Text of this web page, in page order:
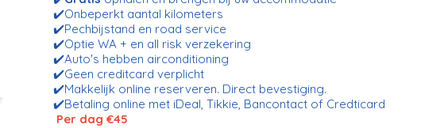
✔️Onbeperkt aantal kilometers
✔️Pechbijstand en road service
✔️Optie WA + en all risk verzekering
✔️Auto's hebben airconditioning
✔️Geen creditcard verplicht
✔️Makkelijk online reserveren. Direct bevestiging.
✔️Betaling online met iDeal, Tikkie, Bancontact of Credticard
Per dag €45